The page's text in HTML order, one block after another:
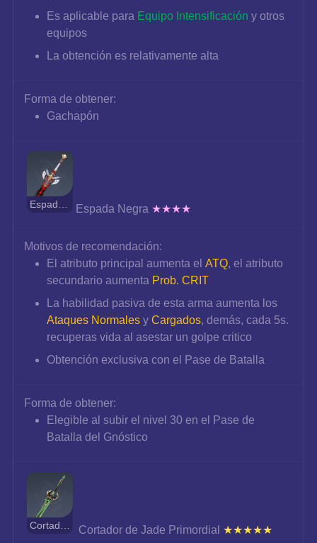
Es aplicable para Equipo Intensificación y otros
equipos
La obtención es relativamente alta
Forma de obtener:
Gachapón
Espada Negra ★★★★
Motivos de recomendación:
El atributo principal aumenta el ATQ, el atributo
secundario aumenta Prob. CRIT
La habilidad pasiva de esta arma aumenta los
Ataques Normales y Cargados, demás, cada 5s.
recuperas vida al asestar un golpe critico
Obtención exclusiva con el Pase de Batalla
Forma de obtener:
Elegible al subir el nivel 30 en el Pase de
Batalla del Gnóstico
Cortador de Jade Primordial ★★★★★